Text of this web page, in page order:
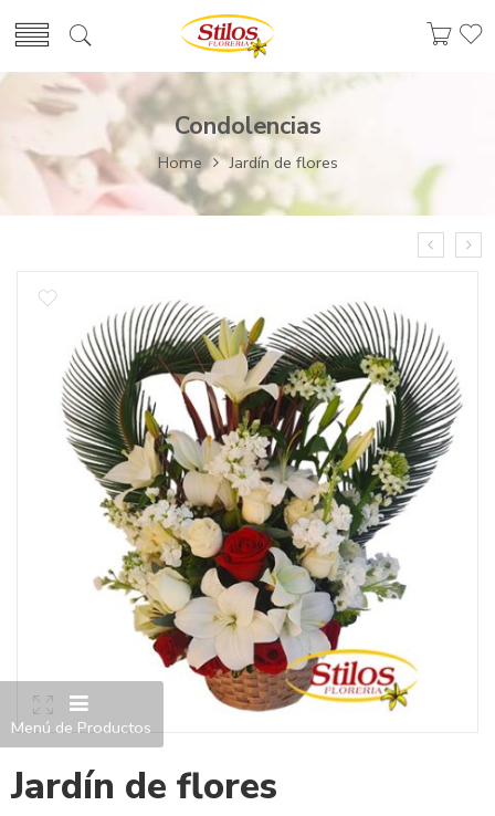
Condolencias
Home Jardín de flores
Menú de Productos
Jardín de flores